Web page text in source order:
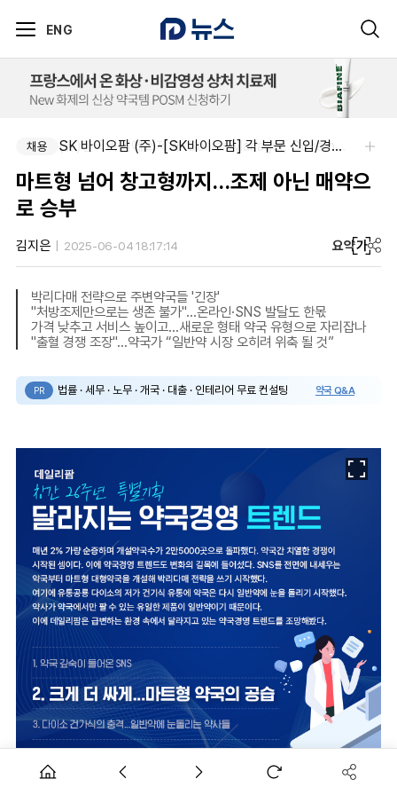
ENG
채용 (유)한국비엠에스제약-Senior Manager, Government Affairs & External Liaison (Permanent)
채용 SK 바이오팜 (주)-[SK바이오팜] 각 부문 신입/경력 구성원 영입
마트형 넘어 창고형까지…조제 아닌 매약으
로 승부
김지은 2025-06-04 18:17:14 요약가
박리다매 전략으로 주변약국들 '긴장'
"처방조제만으로는 생존 불가"…온라인·SNS 발달도 한몫
가격 낮추고 서비스 높이고…새로운 형태 약국 유형으로 자리잡나
"출혈 경쟁 조장"…약국가 “일반약 시장 오히려 위축 될 것”
PR 법률 · 세무 · 노무 · 개국 · 대출 · 인테리어 무료 컨설팅 약국 Q&A